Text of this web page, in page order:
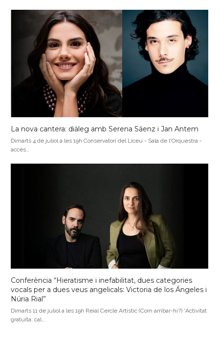
La nova cantera: diàleg amb Serena Sáenz i Jan Antem
Dimarts 4 de juliol a les 19h Conservatori del Liceu - Sala de l'Orquestra -
accés…
Conferència “Hieratisme i inefabilitat, dues categories
vocals per a dues veus angelicals: Victoria de los Ángeles i
Núria Rial”
Dimarts 11 de juliol a les 19h Reial Cercle Artístic (Com arribar-hi?) *Activitat
gratuïta, cal…